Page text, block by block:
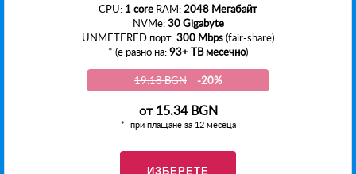
CPU: 1 core RAM:2048 Мегабайт
NVMe:30 Gigabyte
UNMETERED порт:300 Mbps(fair-share)
* (е равно на:93+ TB месечно)
19.18 BGN
-20%
от15.34 BGN
при плащане за 12 месеца
ИЗБЕРЕТЕ